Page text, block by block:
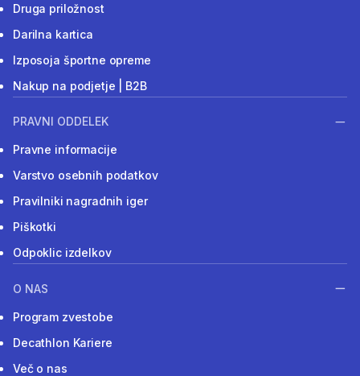
Druga priložnost
Darilna kartica
Izposoja športne opreme
Nakup na podjetje | B2B
PRAVNI ODDELEK
Pravne informacije
Varstvo osebnih podatkov
Pravilniki nagradnih iger
Piškotki
Odpoklic izdelkov
O NAS
Program zvestobe
Decathlon Kariere
Več o nas